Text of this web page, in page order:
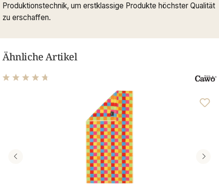
Produktionstechnik, um erstklassige Produkte höchster Qualität
zu erschaffen.
Ähnliche Artikel
Durchschnittliche Bewertung von 4.74 von 5 Sternen